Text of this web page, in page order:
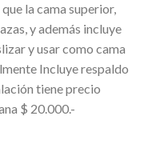
la cama superior,
y además incluye
y usar como cama
Incluye respaldo
tiene precio
$ 20.000.-